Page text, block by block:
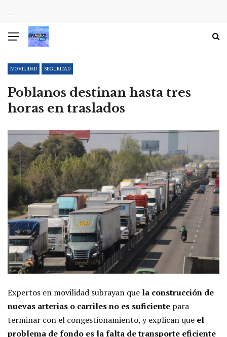
MOVILIDAD SEGURIDAD
Poblanos destinan hasta tres
horas en traslados
Expertos en movilidad subrayan que la construcción de
nuevas arterias o carriles no es suficiente para
terminar con el congestionamiento, y explican que el
problema de fondo es la falta de transporte eficiente